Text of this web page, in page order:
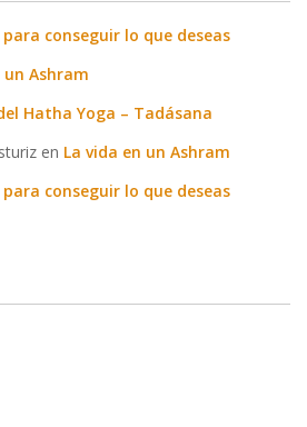
conseguir lo que deseas
un Ashram
Hatha Yoga – Tadásana
en La vida en un Ashram
conseguir lo que deseas